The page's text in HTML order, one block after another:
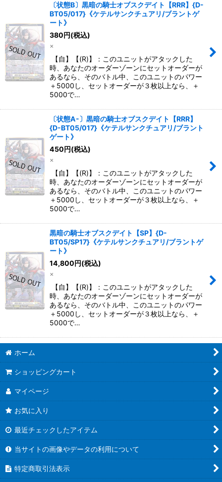
〔状態B〕黒暗の騎士オブスクデイト【RRR】{D-
BT05/017}《ケテルサンクチュアリ/ブラントゲ
ート》
380円(税込)
×
【自】【(R)】：このユニットがアタックした
時、あなたのオーダーゾーンにセットオーダーが
あるなら、そのバトル中、このユニットのパワー
＋5000し、セットオーダーが３枚以上なら、＋
5000で…
〔状態A-〕黒暗の騎士オブスクデイト【RRR】
{D-BT05/017}《ケテルサンクチュアリ/ブラント
ゲート》
450円(税込)
×
【自】【(R)】：このユニットがアタックした
時、あなたのオーダーゾーンにセットオーダーが
あるなら、そのバトル中、このユニットのパワー
＋5000し、セットオーダーが３枚以上なら、＋
5000で…
黒暗の騎士オブスクデイト【SP】{D-
BT05/SP17}《ケテルサンクチュアリ/ブラントゲ
ート》
14,800円(税込)
×
【自】【(R)】：このユニットがアタックした
時、あなたのオーダーゾーンにセットオーダーが
あるなら、そのバトル中、このユニットのパワー
＋5000し、セットオーダーが３枚以上なら、＋
5000で…
ホーム
ショッピングカート
マイページ
お気に入り
最近チェックしたアイテム
当サイトの画像やデータの利用について
特定商取引法表示